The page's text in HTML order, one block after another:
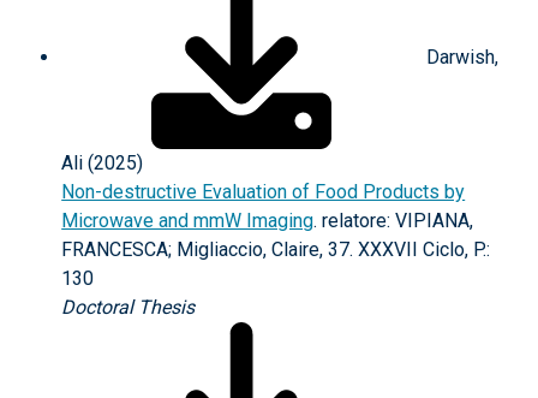
Darwish,
Ali (2025)
Non-destructive Evaluation of Food Products by
Microwave and mmW Imaging. relatore: VIPIANA,
FRANCESCA; Migliaccio, Claire, 37. XXXVII Ciclo, P.:
130
Doctoral Thesis